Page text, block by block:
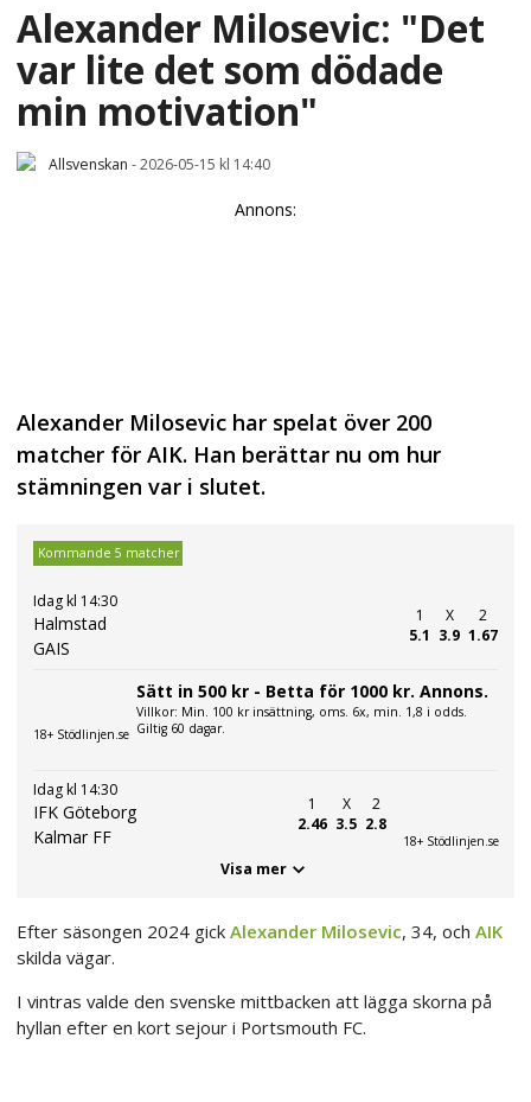
Alexander Milosevic: "Det
var lite det som dödade
min motivation"
Allsvenskan -2026-05-15 kl 14:40
Annons:
Alexander Milosevic har spelat över 200
matcher för AIK. Han berättar nu om hur
stämningen var i slutet.
Kommande 5 matcher
Idag kl 14:30
Halmstad
GAIS
1
5.1
X
3.9
2
1.67
18+ Stödlinjen.se
Sätt in 500 kr - Betta för 1000 kr. Annons.
Villkor: Min. 100 kr insättning, oms. 6x, min. 1,8 i odds.
Giltig 60 dagar.
Idag kl 14:30
IFK Göteborg
Kalmar FF
1
2.46
X
3.5
2
2.8
18+ Stödlinjen.se
Visa mer
Efter säsongen 2024 gick Alexander Milosevic, 34, och AIK
skilda vägar.
I vintras valde den svenske mittbacken att lägga skorna på
hyllan efter en kort sejour i Portsmouth FC.